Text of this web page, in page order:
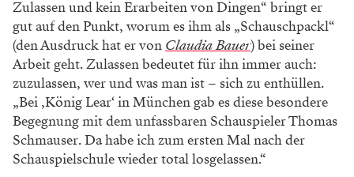
Zulassen und kein Erarbeiten von Dingen“ bringt er
gut auf den Punkt, worum es ihm als „Schauschpackl“
(den Ausdruck hat er von Claudia Bauer) bei seiner
Arbeit geht. Zulassen bedeutet für ihn immer auch:
zuzulassen, wer und was man ist – sich zu enthüllen.
„Bei ‚König Lear‘ in München gab es diese besondere
Begegnung mit dem unfassbaren Schauspieler Thomas
Schmauser. Da habe ich zum ersten Mal nach der
Schauspielschule wieder total losgelassen.“